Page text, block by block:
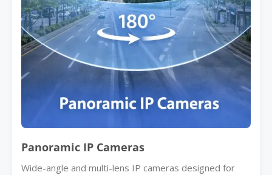
Panoramic IP Cameras
Wide-angle and multi-lens IP cameras designed for